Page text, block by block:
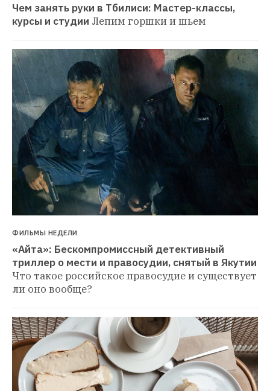
Чем занять руки в Тбилиси: Мастер-классы,
курсы и студии Лепим горшки и шьем
ФИЛЬМЫ НЕДЕЛИ
«Айта»: Бескомпромиссный детективный
триллер о мести и правосудии, снятый в Якутии
Что такое российское правосудие и существует
ли оно вообще?